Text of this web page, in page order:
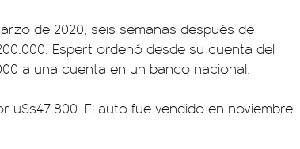
de 2020, seis semanas después de
Espert ordenó desde su cuenta del
a una cuenta en un banco nacional.
u$s47.800. El auto fue vendido en noviembre